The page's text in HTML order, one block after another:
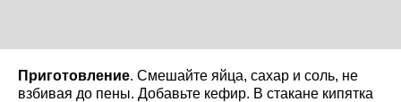
Приготовление. Смешайте яйца, сахар и соль, не
взбивая до пены. Добавьте кефир. В стакане кипятка